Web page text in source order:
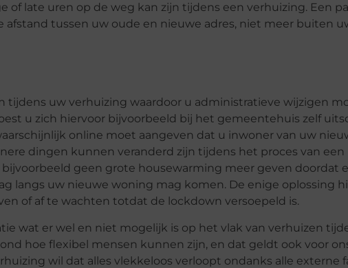
late uren op de weg kan zijn tijdens een verhuizing. Een
afstand tussen uw oude en nieuwe adres, niet meer buiten
tijdens uw verhuizing waardoor u administratieve wijzigen
u zich hiervoor bijvoorbeeld bij het gemeentehuis zelf
online moet aangeven dat u inwoner van uw
dingen kunnen veranderd zijn tijdens het proces van een
geen grote housewarming meer geven doordat
langs uw nieuwe woning mag komen. De enige oplossing
of af te wachten totdat de lockdown versoepeld is.
wat er wel en niet mogelijk is op het vlak van verhuizen
hoe flexibel mensen kunnen zijn, en dat geldt ook voor
wil dat alles vlekkeloos verloopt ondanks alle externe